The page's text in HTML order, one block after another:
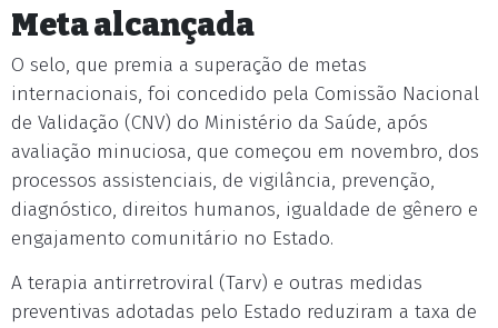
Meta alcançada
O selo, que premia a superação de metas
internacionais, foi concedido pela Comissão Nacional
de Validação (CNV) do Ministério da Saúde, após
avaliação minuciosa, que começou em novembro, dos
processos assistenciais, de vigilância, prevenção,
diagnóstico, direitos humanos, igualdade de gênero e
engajamento comunitário no Estado.
A terapia antirretroviral (Tarv) e outras medidas
preventivas adotadas pelo Estado reduziram a taxa de